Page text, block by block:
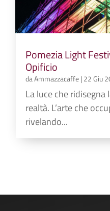
Pomezia Light
Opificio
daAmmazzacaffe| 22 Giu
La luce che ridisegna
realtà. L’arte che
rivelando...